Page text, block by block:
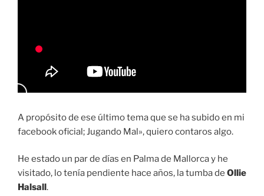
A propósito de ese último tema que se ha subido en mi
facebook oficial; Jugando Mal», quiero contaros algo.
He estado un par de días en Palma de Mallorca y he
visitado, lo tenía pendiente hace años, la tumba de Ollie
Halsall.